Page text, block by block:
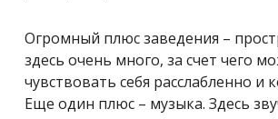
Огромный плюс заведения –
здесь очень много, за счет чего
чувствовать себя расслабленно и
Еще один плюс – музыка. Здесь